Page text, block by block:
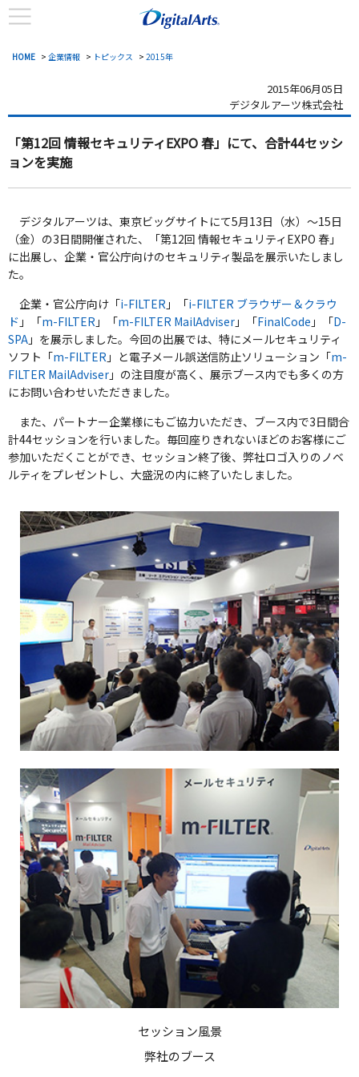
HOME > 企業情報 > トピックス > 2015年
2015年06月05日
デジタルアーツ株式会社
「第12回 情報セキュリティEXPO 春」にて、合計44セッシ
ョンを実施
デジタルアーツは、東京ビッグサイトにて5月13日（水）～15日
（金）の3日間開催された、「第12回 情報セキュリティEXPO 春」
に出展し、企業・官公庁向けのセキュリティ製品を展示いたしまし
た。
企業・官公庁向け「i-FILTER 」「i-FILTER ブラウザー＆クラウ
ド 」「m-FILTER 」「m-FILTER MailAdviser 」「FinalCode 」「D-
SPA 」を展示しました。今回の出展では、特にメールセキュリティ
ソフト「m-FILTER 」と電子メール誤送信防止ソリューション「m-
FILTER MailAdviser 」の注目度が高く、展示ブース内でも多くの方
にお問い合わせいただきました。
また、パートナー企業様にもご協力いただき、ブース内で3日間合
計44セッションを行いました。毎回座りきれないほどのお客様にご
参加いただくことができ、セッション終了後、弊社ロゴ入りのノベ
ルティをプレゼントし、大盛況の内に終了いたしました。
セッション風景
弊社のブース